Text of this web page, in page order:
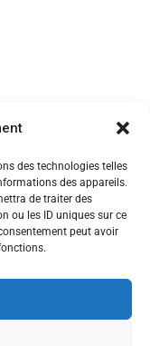
des technologies telles
des appareils.
de traiter des
ou les ID uniques sur ce
peut avoir